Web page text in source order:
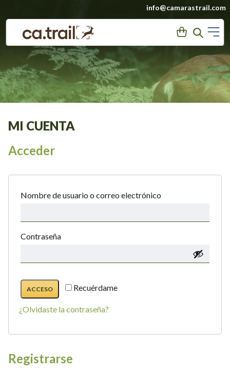
contenido
info@camarastrail.com
User Search
MI CUENTA
Acceder
Nombre de usuario o correo electrónico
Contraseña
Recuérdame
ACCESO
¿Olvidaste la contraseña?
Registrarse